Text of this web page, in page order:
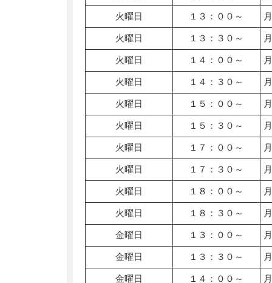
火曜日 １３：００～
火曜日 １３：３０～
火曜日 １４：００～
火曜日 １４：３０～
火曜日 １５：００～
火曜日 １５：３０～
火曜日 １７：００～
火曜日 １７：３０～
火曜日 １８：００～
火曜日 １８：３０～
金曜日 １３：００～
金曜日 １３：３０～
金曜日 １４：００～